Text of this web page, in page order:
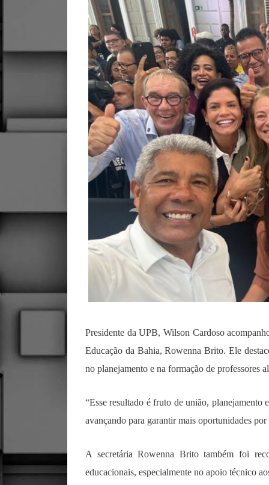
Presidente da UPB, Wilson Cardoso
Educação da Bahia, Rowenna Brito. Ele
no planejamento e na formação de professores
“Esse resultado é fruto de união, planejamento
avançando para garantir mais oportunidades
A secretária Rowenna Brito também foi
educacionais, especialmente no apoio técnico